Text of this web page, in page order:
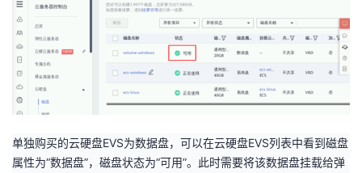
单独购买的云硬盘EVS为数据盘，可以在云硬盘EVS列表中看到磁盘
属性为“数据盘”，磁盘状态为“可用”。此时需要将该数据盘挂载给弹